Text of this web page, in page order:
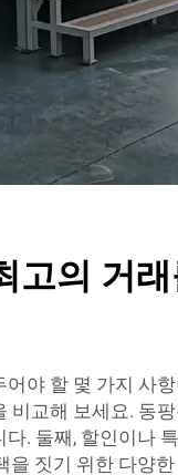
고의 거
야 할 몇 가지 사
비교해 보세요. 동
. 둘째, 할인이나
을 짓기 위한 다양